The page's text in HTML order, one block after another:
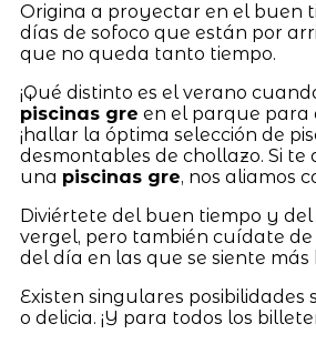
Origina a proyectar en el buen
días de sofoco que están por
que no queda tanto tiempo.
¡Qué distinto es el verano
piscinas gre en el parque para
¡hallar la óptima selección de
desmontables de chollazo. Si te
una piscinas gre, nos aliamos
Diviértete del buen tiempo y
vergel, pero también cuídate de
del día en las que se siente más
Existen singulares posibilidades
o delicia. ¡Y para todos los